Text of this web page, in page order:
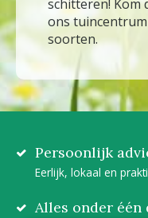
schitteren! Kom
ons
soorten.
Persoonlijk
Eerlijk, lokaal en
Alles onder één